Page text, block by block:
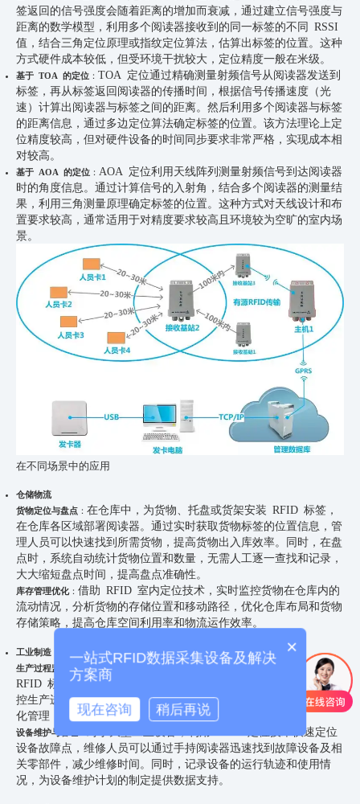
签返回的信号强度会随着距离的增加而衰减，通过建立信号强度与
距离的数学模型，利用多个阅读器接收到的同一标签的不同 RSSI
值，结合三角定位原理或指纹定位算法，估算出标签的位置。这种
方式硬件成本较低，但受环境干扰较大，定位精度一般在米级。
基于 TOA 的定位 ：TOA 定位通过精确测量射频信号从阅读器发送到
标签，再从标签返回阅读器的传播时间，根据信号传播速度（光
速）计算出阅读器与标签之间的距离。然后利用多个阅读器与标签
的距离信息，通过多边定位算法确定标签的位置。该方法理论上定
位精度较高，但对硬件设备的时间同步要求非常严格，实现成本相
对较高。
基于 AOA 的定位 ：
AOA 定位利用天线阵列测量射频信号到达阅读器
时的角度信息。通过计算信号的入射角，结合多个阅读器的测量结
果，利用三角测量原理确定标签的位置。这种方式对天线设计和布
置要求较高，通常适用于对精度要求较高且环境较为空旷的室内场
景。
在不同场景中的应用
仓储物流
货物定位与盘点 ：在仓库中，为货物、托盘或货架安装 RFID 标签，
在仓库各区域部署阅读器。通过实时获取货物标签的位置信息，管
理人员可以快速找到所需货物，提高货物出入库效率。同时，在盘
点时，系统自动统计货物位置和数量，无需人工逐一查找和记录，
大大缩短盘点时间，提高盘点准确性。
库存管理优化：借助 RFID 室内定位技术，实时监控货物在仓库内的
流动情况，分析货物的存储位置和移动路径，优化仓库布局和货物
存储策略，提高仓库空间利用率和物流运作效率。
工业制造
生产过程监控
：
在生产线上，为生产设备、工装夹具和在制品安装
RFID 标签，通过阅读器实时跟踪它们的位置和状态。这有助于监
控生产进度，及时发现生产瓶颈和异常情况，实现生产过程的可视
化管理，提高生产效率和产品质量。
设备维护与管理
对于大型工业设备，利用 RFID 定位技术快速定位
设备故障点，维修人员可以通过手持阅读器迅速找到故障设备及相
关零部件，减少维修时间。同时，记录设备的运行轨迹和使用情
况，为设备维护计划的制定提供数据支持。
×
一站式RFID数据采集设备及解决
方案商
现在咨询 稍后再说